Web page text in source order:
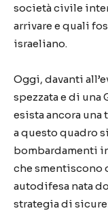
società civile
arrivare e quali
israeliano.
Oggi, davanti
spezzata e di una
esista ancora
a questo quadro
bombardamenti
che smentiscono
autodifesa nata
strategia di